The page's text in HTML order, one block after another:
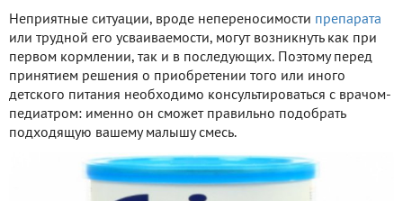
Неприятные ситуации, вроде непереносимости препарата
или трудной его усваиваемости, могут возникнуть как при
первом кормлении, так и в последующих. Поэтому перед
принятием решения о приобретении того или иного
детского питания необходимо консультироваться с врачом-
педиатром: именно он сможет правильно подобрать
подходящую вашему малышу смесь.